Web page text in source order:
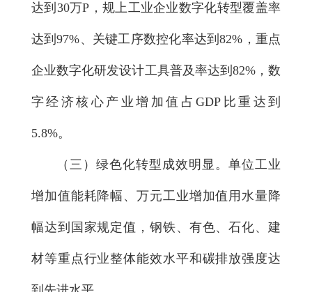
达到30万P，规上工业企业数字化转型覆盖率
达到97%、关键工序数控化率达到82%，重点
企业数字化研发设计工具普及率达到82%，数
字经济核心产业增加值占GDP比重达到
5.8%。
（三）绿色化转型成效明显。 单位工业
增加值能耗降幅、万元工业增加值用水量降
幅达到国家规定值，钢铁、有色、石化、建
材等重点行业整体能效水平和碳排放强度达